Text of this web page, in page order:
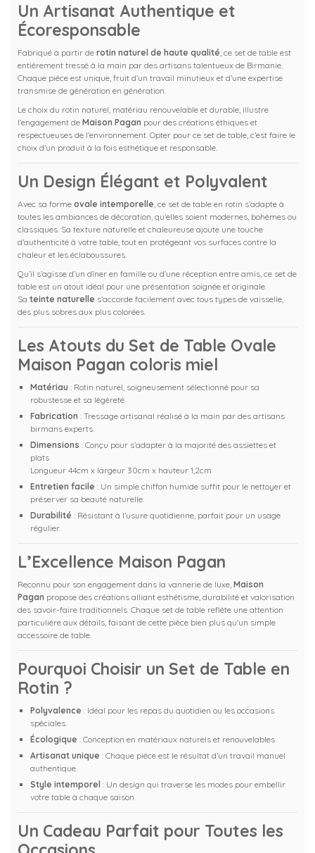
Un Artisanat Authentique et
Écoresponsable
Fabriqué à partir de rotin naturel de haute qualité, ce set de table est
entièrement tressé à la main par des artisans talentueux de Birmanie.
Chaque pièce est unique, fruit d’un travail minutieux et d’une expertise
transmise de génération en génération.
Le choix du rotin naturel, matériau renouvelable et durable, illustre
l’engagement de Maison Pagan pour des créations éthiques et
respectueuses de l’environnement. Opter pour ce set de table, c’est faire le
choix d’un produit à la fois esthétique et responsable.
Un Design Élégant et Polyvalent
Avec sa forme ovale intemporelle, ce set de table en rotin s’adapte à
toutes les ambiances de décoration, qu’elles soient modernes, bohèmes ou
classiques. Sa texture naturelle et chaleureuse ajoute une touche
d’authenticité à votre table, tout en protégeant vos surfaces contre la
chaleur et les éclaboussures.
Qu’il s’agisse d’un dîner en famille ou d’une réception entre amis, ce set de
table est un atout idéal pour une présentation soignée et originale.
Sa teinte naturelle s’accorde facilement avec tous types de vaisselle,
des plus sobres aux plus colorées.
Les Atouts du Set de Table Ovale
Maison Pagan coloris miel
Matériau : Rotin naturel, soigneusement sélectionné pour sa
robustesse et sa légèreté.
Fabrication : Tressage artisanal réalisé à la main par des artisans
birmans experts.
Dimensions : Conçu pour s’adapter à la majorité des assiettes et
plats
Longueur 44cm x largeur 30cm x hauteur 1,2cm
Entretien facile : Un simple chiffon humide suffit pour le nettoyer et
préserver sa beauté naturelle.
Durabilité : Résistant à l’usure quotidienne, parfait pour un usage
régulier.
L’Excellence Maison Pagan
Reconnu pour son engagement dans la vannerie de luxe, Maison
Pagan propose des créations alliant esthétisme, durabilité et valorisation
des savoir-faire traditionnels. Chaque set de table reflète une attention
particulière aux détails, faisant de cette pièce bien plus qu’un simple
accessoire de table.
Pourquoi Choisir un Set de Table en
Rotin ?
Polyvalence : Idéal pour les repas du quotidien ou les occasions
spéciales.
Écologique : Conception en matériaux naturels et renouvelables.
Artisanat unique : Chaque pièce est le résultat d’un travail manuel
authentique.
Style intemporel : Un design qui traverse les modes pour embellir
votre table à chaque saison.
Un Cadeau Parfait pour Toutes les